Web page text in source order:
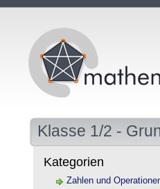
Klasse 1/2 -
Kategorien
Zahlen und